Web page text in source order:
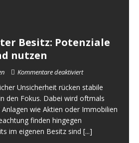
Besitz: Potenziale
nutzen
Kommentare deaktiviert
Unsicherheit rücken stabile
den Fokus. Dabei wird oftmals
wie Aktien oder Immobilien
finden hingegen
im eigenen Besitz sind [...]